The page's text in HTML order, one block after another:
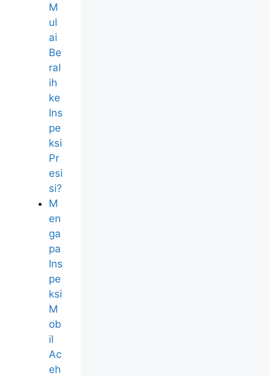
M
ul
ai
Be
ral
ih
ke
Ins
pe
ksi
Pr
esi
si?
M
en
ga
pa
Ins
pe
ksi
M
ob
il
Ac
eh